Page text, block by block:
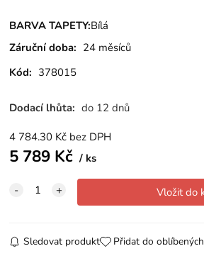
BARVA TAPETY:Bílá
Záruční doba: 24 měsíců
Kód: 378015
Dodací lhůta: do 12 dnů
4 784.30 Kč bez DPH
5 789 Kč ks
Sledovat produkt Přidat do oblíbených